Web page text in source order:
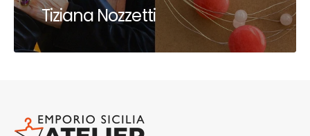
Tiziana Nozzetti